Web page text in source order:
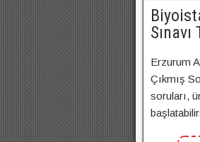
Erzurum
Çıkmış
soruları,